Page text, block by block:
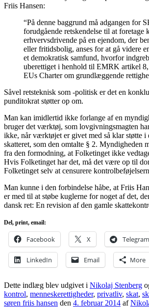
Friis Hansen:
“På denne baggrund må adgangen for
forudgående retskendelse til at foretage
erhvervsdrivende på en ejendom, der
eller fritidsbolig, anses for at gå videre
et demokratisk samfund, hvorfor
uberettiget i henhold til EMRK artikel
EUs Charter om grundlæggende
Såvel retsteknisk som -politisk er det en
punditokrat støtter op om.
Man kan imidlertid ikke forlange af en
bruger det værktøj, som lovgivningsmagten
ikke, når værktøjet er givet med så klar støtte i
skatteret, som den omtalte § 2. Myndigheden
fra den formodning, at Folketinget ikke
Hvis Folketinget har det, må det være op til
Folketinget selv at censurere
Man kunne i den forbindelse håbe, at Friis
er med til at støbe kuglerne for noget af det,
dansk ret: En revision af den gamle
Del, print, email:
Facebook X Telegram
LinkedIn Email More
Dette indlæg blev udgivet i Nikolaj Stenberg
kontrol, menneskerettigheder, privatliv, skat,
søren friis hansen den 4. februar 2014 af